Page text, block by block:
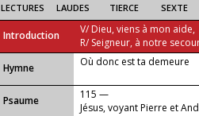
LECTURES LAUDES TIERCE SEXTE
Introduction
V/ Dieu, viens à mon aide,
R/ Seigneur, à notre
...
Hymne Où donc est ta demeure
Psaume
115 —
Jésus, voyant Pierre et